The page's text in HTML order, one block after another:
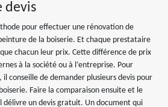
devis
pour effectuer une rénovation de
de la boiserie. Et chaque prestataire
chacun leur prix. Cette différence de prix
à la société ou à l’entreprise. Pour
il conseille de demander plusieurs devis pour
Faire la comparaison ensuite et le
délivre un devis gratuit. Un document qui